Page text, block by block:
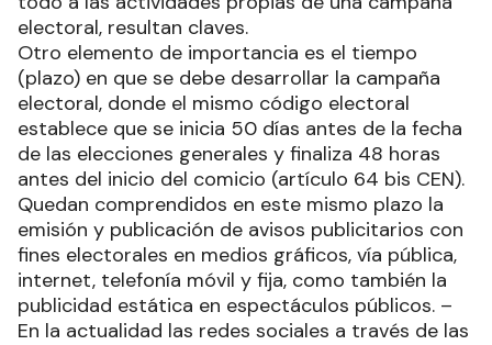
electoral, resultan claves.
Otro elemento de importancia es el tiempo
(plazo) en que se debe desarrollar la campaña
electoral, donde el mismo código electoral
establece que se inicia 50 días antes de la fecha
de las elecciones generales y finaliza 48 horas
antes del inicio del comicio (artículo 64 bis CEN).
Quedan comprendidos en este mismo plazo la
emisión y publicación de avisos publicitarios con
fines electorales en medios gráficos, vía pública,
internet, telefonía móvil y fija, como también la
publicidad estática en espectáculos públicos. –
En la actualidad las redes sociales a través de las